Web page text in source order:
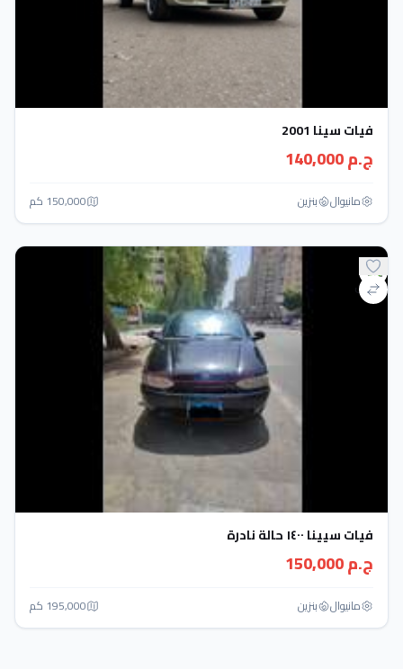
فيات سينا 2001
ج.م 140,000
مانيوال بنزين 150,000 كم
فيات سيينا ١٤٠٠ حالة نادرة
ج.م 150,000
مانيوال بنزين 195,000 كم